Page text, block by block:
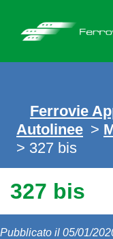
content
Ferrovie
Autolinee >
> 327 bis
327 bis
Pubblicato il 05/01/